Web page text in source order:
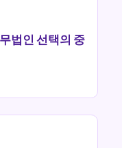
법인 선택의 중